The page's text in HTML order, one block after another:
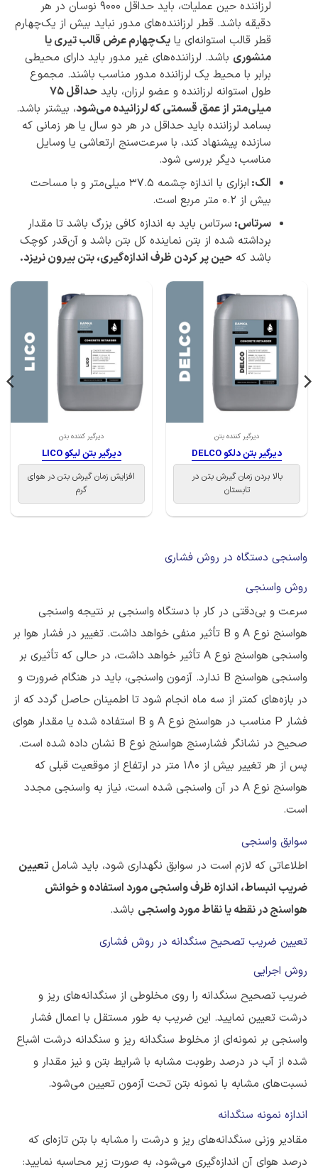
لرزاننده حین عملیات، باید حداقل ۹۰۰۰ نوسان در هر
دقیقه باشد. قطر لرزاننده‌های مدور نباید بیش از یک‌چهارم
قطر قالب استوانه‌ای یایک‌چهارم عرض قالب تیری یا
منشوری باشد. لرزاننده‌های غیر مدور باید دارای محیطی
برابر با محیط یک لرزاننده مدور مناسب باشند. مجموع
طول استوانه لرزاننده و عضو لرزان، باید
حداقل 75
میلی‌متر از عمق قسمتی که لرزانیده می‌شود، بیشتر باشد.
بسامد لرزاننده باید حداقل در هر دو سال یا هر زمانی که
سازنده پیشنهاد کند، با سرعت‌سنج ارتعاشی یا وسایل
مناسب دیگر بررسی شود.
الک:
ابزاری با اندازه چشمه 37.5 میلی‌متر و با مساحت
بیش از 0.2 متر مربع است.
سرتاس: سرتاس باید به اندازه کافی بزرگ باشد تا مقدار
برداشته شده از بتن نماینده کل بتن باشد و آن‌قدر کوچک
باشد کهحین پر کردن ظرف اندازه‌گیری، بتن بیرون نریزد.
دیرگیر کننده بتن
دیرگیر بتن دلکو DELCO
بالا بردن زمان گیرش بتن در
تابستان
دیرگیر کننده بتن
دیرگیر بتن لیکو LICO
افزایش زمان گیرش بتن در هوای
گرم
واسنجی دستگاه در روش فشاری
روش واسنجی
سرعت و بی‌دقتی در کار با دستگاه واسنجی بر نتیجه واسنجی
هواسنج نوع A و B تأثیر منفی خواهد داشت. تغییر در فشار هوا بر
واسنجی هواسنج نوع A تأثیر خواهد داشت، در حالی‌ که تأثیری بر
واسنجی هواسنج B ندارد. آزمون واسنجی، باید در هنگام ضرورت و
در بازه‌های کمتر از سه ماه انجام شود تا اطمینان حاصل گردد که از
فشار P مناسب در هواسنج نوع A و B استفاده شده یا مقدار هوای
صحیح در نشانگر فشارسنج هواسنج نوع B نشان داده شده است.
پس از هر تغییر بیش از ۱۸۰ متر در ارتفاع از موقعیت قبلی که
هواسنج نوع A در آن واسنجی شده است، نیاز به واسنجی مجدد
است.
سوابق واسنجی
اطلاعاتی که لازم است در سوابق نگهداری شود، باید شامل تعیین
ضریب انبساط، اندازه ظرف واسنجی مورد استفاده و خوانش
هواسنج در نقطه یا نقاط مورد واسنجی باشد.
تعیین ضریب تصحیح سنگدانه در روش فشاری
روش اجرایی
ضریب تصحیح سنگدانه را روی مخلوطی از سنگدانه‌های ریز و
درشت تعیین نمایید. این ضریب به‌ طور مستقل با اعمال فشار
واسنجی بر نمونه‌ای از مخلوط سنگدانه ریز و سنگدانه درشت اشباع
شده از آب در درصد رطوبت مشابه با شرایط بتن و نیز مقدار و
نسبت‌های مشابه با نمونه بتن تحت آزمون تعیین می‌شود.
اندازه نمونه سنگدانه
مقادیر وزنی سنگدانه‌های ریز و درشت را مشابه با بتن تازه‌ای که
درصد هوای آن اندازه‌گیری می‌شود، به صورت زیر محاسبه نمایید: